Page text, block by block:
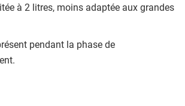
à 2 litres, moins adaptée aux grandes
pendant la phase de